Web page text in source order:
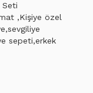
Seti
,Kişiye özel
sepeti,erkek